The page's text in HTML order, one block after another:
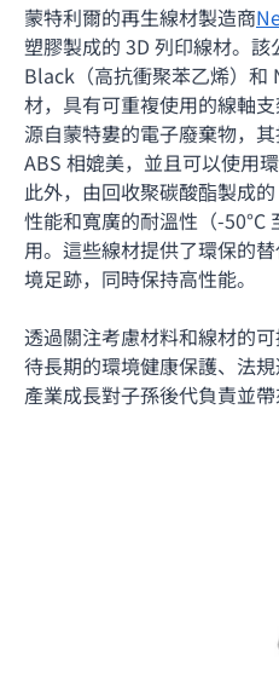
蒙特利爾的再生線材製造商
塑膠製成的 3D 列印線材。該
Black（高抗衝聚苯乙烯）和
材，具有可重複使用的線軸
源自蒙特婁的電子廢棄物，
ABS 相媲美，並且可以使用
此外，由回收聚碳酸酯製成
性能和寬廣的耐溫性（-50°C
用。這些線材提供了環保的
境足跡，同時保持高性能。
透過關注考慮材料和線材的
待長期的環境健康保護、法
產業成長對子孫後代負責並帶